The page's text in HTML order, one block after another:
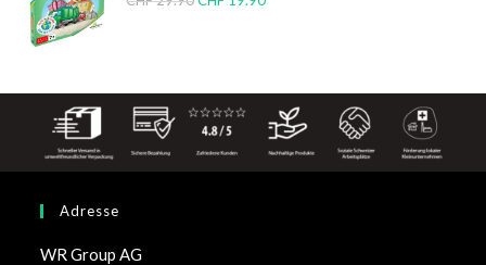
Adresse
WR Group AG